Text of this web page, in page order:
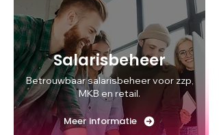
Salarisbeheer
Betrouwbaar salarisbeheer voor zzp,
MKB en retail.
Meer informatie